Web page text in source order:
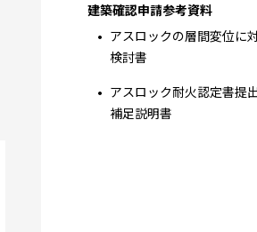
建築確認申請参考資料
アスロックの層間変位に
検討書
アスロック耐火認定書提
補足説明書